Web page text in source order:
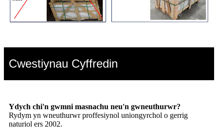
Cwestiynau Cyffredin
Ydych chi'n gwmni masnachu neu'n gwneuthurwr?
Rydym yn wneuthurwr proffesiynol uniongyrchol o gerrig
naturiol ers 2002.